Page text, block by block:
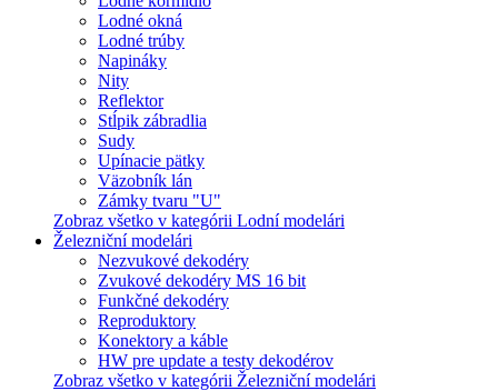
Lodné okná
Lodné trúby
Napináky
Nity
Reflektor
Stĺpik zábradlia
Sudy
Upínacie pätky
Väzobník lán
Zámky tvaru "U"
Zobraz všetko v kategórii Lodní modelári
Železniční modelári
Nezvukové dekodéry
Zvukové dekodéry MS 16 bit
Funkčné dekodéry
Reproduktory
Konektory a káble
HW pre update a testy dekodérov
Zobraz všetko v kategórii Železniční modelári